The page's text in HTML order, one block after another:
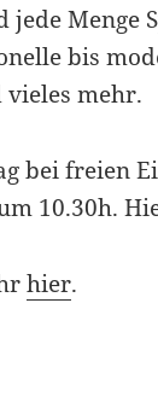
jede
bis
vieles mehr.
bei freien
10.30h.
hier.